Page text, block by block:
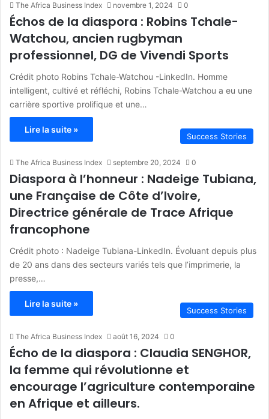
The Africa Business Index novembre 1, 2024 0
Échos de la diaspora : Robins Tchale-
Watchou, ancien rugbyman
professionnel, DG de Vivendi Sports
Crédit photo Robins Tchale-Watchou -LinkedIn. Homme
intelligent, cultivé et réfléchi, Robins Tchale-Watchou a eu une
carrière sportive prolifique et une…
Lire la suite »
Success Stories
The Africa Business Index septembre 20, 2024 0
Diaspora à l’honneur : Nadeige Tubiana,
une Française de Côte d’Ivoire,
Directrice générale de Trace Afrique
francophone
Crédit photo : Nadeige Tubiana-LinkedIn. Évoluant depuis plus
de 20 ans dans des secteurs variés tels que l’imprimerie, la
presse,…
Lire la suite »
Success Stories
The Africa Business Index août 16, 2024 0
Écho de la diaspora : Claudia SENGHOR,
la femme qui révolutionne et
encourage l’agriculture contemporaine
en Afrique et ailleurs.